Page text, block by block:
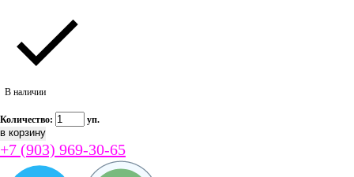
В наличии
Количество: уп.
+7 (903) 969-30-65